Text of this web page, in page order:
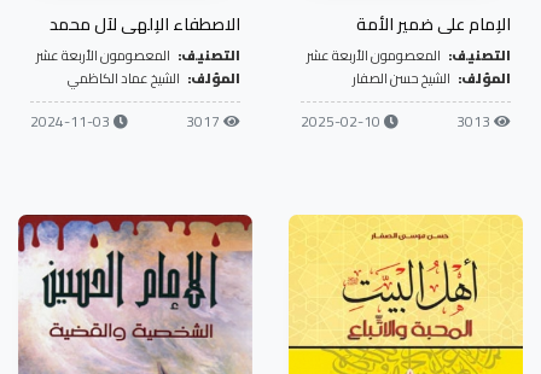
الإمام علي ضمير الأمة
التصنيف: المعصومون الأربعة عشر
المؤلف: الشيخ حسن الصفار
3013
2025-02-10
الاصطفاء الإلهي لآل محمد
التصنيف: المعصومون الأربعة عشر
المؤلف: الشيخ عماد الكاظمي
3017
2024-11-03